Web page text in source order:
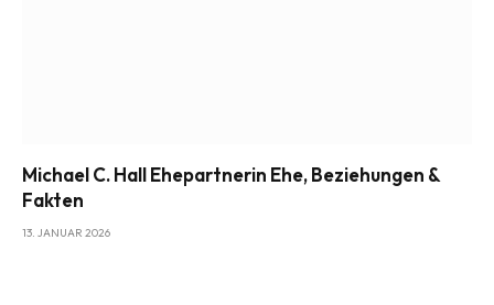
Michael C. Hall Ehepartnerin Ehe, Beziehungen &
Fakten
13. JANUAR 2026